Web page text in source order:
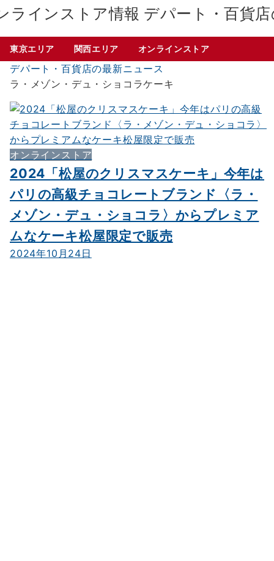
デパート・百貨
東京エリア 関西エリア オンラインストア
デパート・百貨店の最新ニュース
ラ・メゾン・デュ・ショコラケーキ
オンラインストア
2024「松屋のクリスマスケーキ」今年は
パリの高級チョコレートブランド〈ラ・
メゾン・デュ・ショコラ〉からプレミア
ムなケーキ松屋限定で販売
2024年10月24日